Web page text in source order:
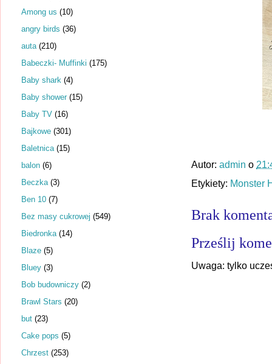
Autor: admin o
Etykiety: Monster
Brak
Prześlij
Uwaga: tylko
Among us (10)
angry birds (36)
auta (210)
Babeczki- Muffinki (175)
Baby shark (4)
Baby shower (15)
Baby TV (16)
Bajkowe (301)
Baletnica (15)
balon (6)
Beczka (3)
Ben 10 (7)
Bez masy cukrowej (549)
Biedronka (14)
Blaze (5)
Bluey (3)
Bob budowniczy (2)
Brawl Stars (20)
but (23)
Cake pops (5)
Chrzest (253)